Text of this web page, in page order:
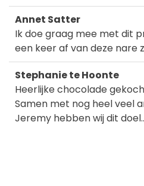
Annet Satter
Ik doe graag mee met dit
een keer af van deze nare
Stephanie te Hoonte
Heerlijke chocolade
Samen met nog heel veel
Jeremy hebben wij dit